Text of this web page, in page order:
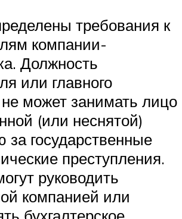
требования к
компании-
Должность
или главного
не может занимать лицо
(или неснятой)
за государственные
преступления.
руководить
компанией или